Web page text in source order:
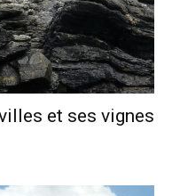
et ses vignes